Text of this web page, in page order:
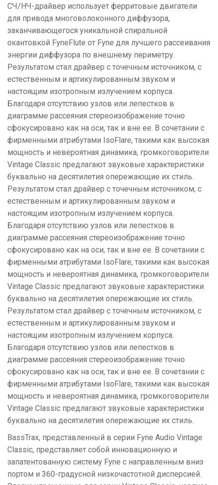
СЧ/НЧ-драйвер использует ферритовые двигатели
для привода многоволоконного диффузора,
заканчивающегося уникальной спиральной
окантовкой FyneFlute от Fyne для лучшего рассеивания
энергии диффузора по внешнему периметру.
Результатом стал драйвер с точечным источником, с
естественным и артикулированным звуком и
настоящим изотропным излучением корпуса.
Благодаря отсутствию узлов или лепестков в
диаграмме рассеяния стереоизображение точно
сфокусировано как на оси, так и вне ее. В сочетании с
фирменными атрибутами IsoFlare, такими как высокая
мощность и невероятная динамика, громкоговорители
Vintage Classic предлагают звуковые характеристики
буквально на десятилетия опережающие их стиль.
Результатом стал драйвер с точечным источником, с
естественным и артикулированным звуком и
настоящим изотропным излучением корпуса.
Благодаря отсутствию узлов или лепестков в
диаграмме рассеяния стереоизображение точно
сфокусировано как на оси, так и вне ее. В сочетании с
фирменными атрибутами IsoFlare, такими как высокая
мощность и невероятная динамика, громкоговорители
Vintage Classic предлагают звуковые характеристики
буквально на десятилетия опережающие их стиль.
Результатом стал драйвер с точечным источником, с
естественным и артикулированным звуком и
настоящим изотропным излучением корпуса.
Благодаря отсутствию узлов или лепестков в
диаграмме рассеяния стереоизображение точно
сфокусировано как на оси, так и вне ее. В сочетании с
фирменными атрибутами IsoFlare, такими как высокая
мощность и невероятная динамика, громкоговорители
Vintage Classic предлагают звуковые характеристики
буквально на десятилетия опережающие их стиль.
BassTrax, представленный в серии Fyne Audio Vintage
Classic, представляет собой инновационную и
запатентованную систему Fyne с направленным вниз
портом и 360-градусной низкочастотной дисперсией.